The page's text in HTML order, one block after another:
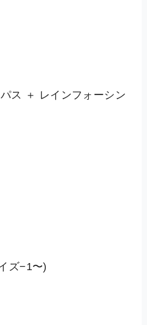
ス ＋ レインフォーシン
ズ−1〜)